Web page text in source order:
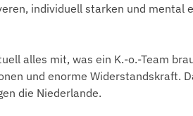
individuell starken und mental
alles mit, was ein K.-o.-Team
und enorme Widerstandskraft.
die Niederlande.